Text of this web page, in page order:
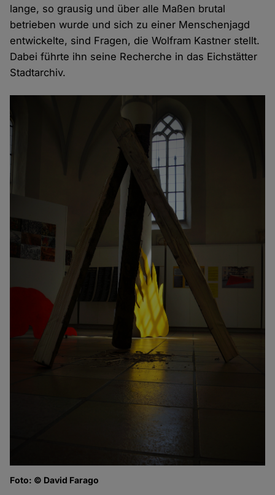
lange, so grausig und über alle Maßen brutal
betrieben wurde und sich zu einer Menschenjagd
entwickelte, sind Fragen, die Wolfram Kastner stellt.
Dabei führte ihn seine Recherche in das Eichstätter
Stadtarchiv.
Foto: © David Farago